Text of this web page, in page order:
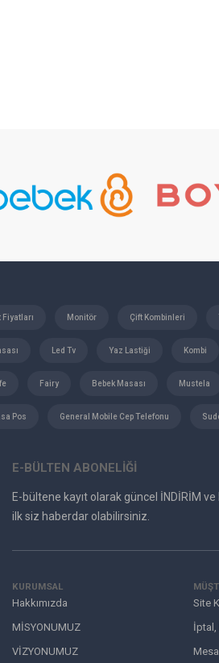
Fiyatları Monitör Çift Kombinleri
Led Tv Yaz Lastiği Kombi
Fairy Bebek Masası Mustela
Pos General Mobile Cep Telefonu
E-BÜLTEN ABONELİĞİ
E-bültene kayıt olarak güncel İNDİRİM
ilk siz haberdar olabilirsiniz.
KURUMSAL
Hakkımızda
MİSYONUMUZ
VİZYONUMUZ
Site
İptal,